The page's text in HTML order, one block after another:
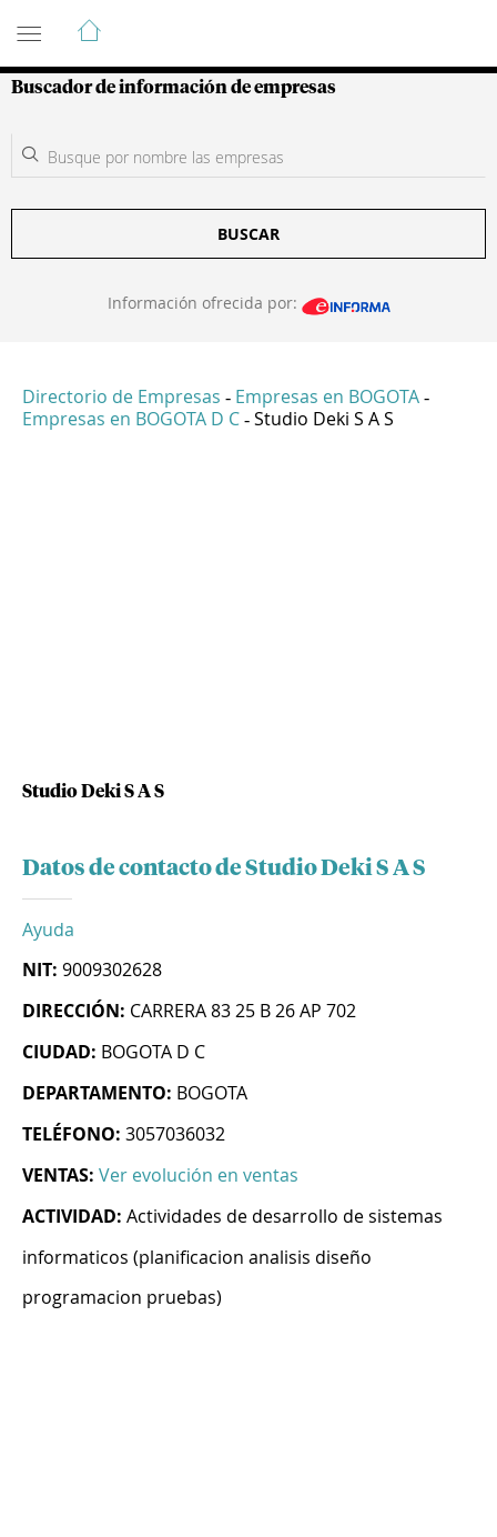
Guía de Empresas Colombianas
Buscador de información de empresas
BUSCAR
Información ofrecida por:
Directorio de Empresas - Empresas en BOGOTA -
Empresas en BOGOTA D C - Studio Deki S A S
Studio Deki S A S
Datos de contacto de Studio Deki S A S
Ayuda
NIT: 9009302628
DIRECCIÓN: CARRERA 83 25 B 26 AP 702
CIUDAD: BOGOTA D C
DEPARTAMENTO: BOGOTA
TELÉFONO: 3057036032
VENTAS: Ver evolución en ventas
ACTIVIDAD: Actividades de desarrollo de sistemas
informaticos (planificacion analisis diseño
programacion pruebas)